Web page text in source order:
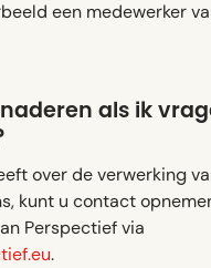
een medewerker
als ik
over de verwerking
kunt u contact
Perspectief via
.